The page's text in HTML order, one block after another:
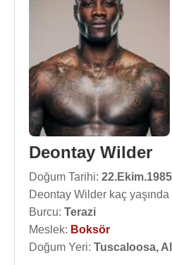
Deontay Wilder
Doğum Tarihi: 22.Ekim.1985
Deontay Wilder kaç yaşında
Burcu: Terazi
Meslek: Boksör
Doğum Yeri: Tuscaloosa,